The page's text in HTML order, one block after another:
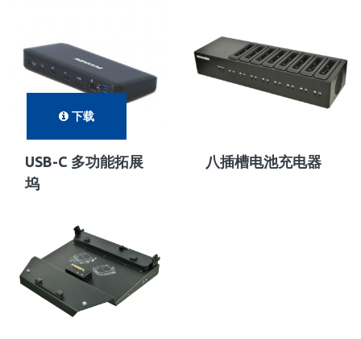
下载
USB-C 多功能拓展
坞
八插槽电池充电器